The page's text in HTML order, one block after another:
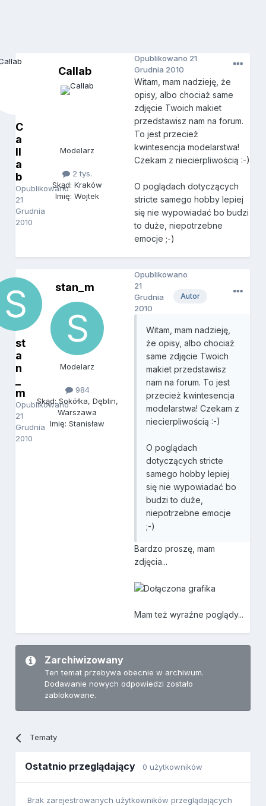
C
a
ll
a
b
Opublikowano
21
Grudnia
2010
Callab
Modelarz
2 tys.
Skąd: Kraków
Imię: Wojtek
Opublikowano 21
Grudnia 2010
Witam, mam nadzieję, że
opisy, albo chociaż same
zdjęcie Twoich makiet
przedstawisz nam na forum.
To jest przecież
kwintesencja modelarstwa!
Czekam z niecierpliwością :-)
O poglądach dotyczących
stricte samego hobby lepiej
się nie wypowiadać bo budzi
to duże, niepotrzebne
emocje ;-)
st
a
n
m
Opublikowano
21
Grudnia
2010
stan_m
Modelarz
984
Skąd: Sokółka, Dęblin,
Warszawa
Imię: Stanisław
Autor
Opublikowano
21
Grudnia
2010
Witam, mam nadzieję,
że opisy, albo chociaż
same zdjęcie Twoich
makiet przedstawisz
nam na forum. To jest
przecież kwintesencja
modelarstwa! Czekam z
niecierpliwością :-)
O poglądach
dotyczących stricte
samego hobby lepiej
się nie wypowiadać bo
budzi to duże,
niepotrzebne emocje
;-)
Bardzo proszę, mam
zdjęcia...
Mam też wyraźne poglądy...
Zarchiwizowany
Ten temat przebywa obecnie w archiwum.
Dodawanie nowych odpowiedzi zostało
zablokowane.
Tematy
Ostatnio przeglądający 0 użytkowników
Brak zarejestrowanych użytkowników przeglądających